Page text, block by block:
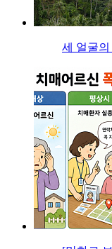
세 얼굴